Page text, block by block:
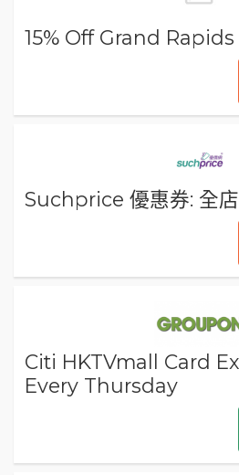
15% Off Grand
Suchprice 優惠券: 全
Citi HKTVmall Card
Every Thursday